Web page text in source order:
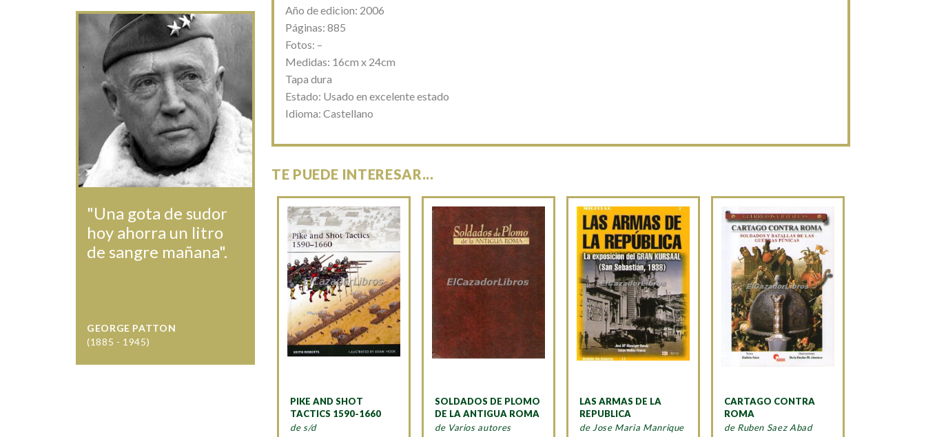
Año de edicion: 2006
Páginas: 885
Fotos: –
Medidas: 16cm x 24cm
Tapa dura
Estado: Usado en excelente estado
Idioma: Castellano
TE PUEDE INTERESAR...
PIKE AND SHOT
TACTICS 1590-1660
de s/d
SOLDADOS DE PLOMO
DE LA ANTIGUA ROMA
de Varios autores
LAS ARMAS DE LA
REPUBLICA
de Jose Maria Manrique
CARTAGO CONTRA
ROMA
de Ruben Saez Abad
"Una gota de sudor
hoy ahorra un litro
de sangre mañana".
GEORGE PATTON
(1885 - 1945)